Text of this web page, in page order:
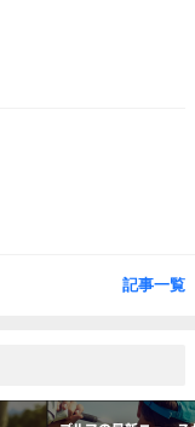
記事一覧